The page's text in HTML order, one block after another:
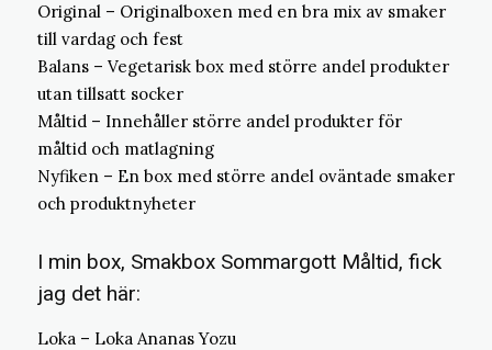
Original – Originalboxen med en bra mix av smaker
till vardag och fest
Balans – Vegetarisk box med större andel produkter
utan tillsatt socker
Måltid – Innehåller större andel produkter för
måltid och matlagning
Nyfiken – En box med större andel oväntade smaker
och produktnyheter
I min box, Smakbox Sommargott Måltid, fick
jag det här:
Loka – Loka Ananas Yozu